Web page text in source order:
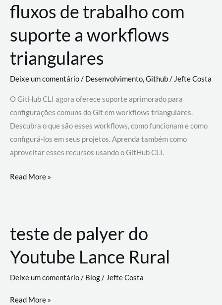
fluxos de trabalho com
suporte a workflows
triangulares
Deixe um comentário/ Desenvolvimento,Github/ Jefte Costa
O GitHub CLI agora oferece suporte aprimorado para
configurações comuns do Git em workflows triangulares.
Descubra o que são esses workflows, como funcionam e como
configurá-los em seus projetos. Aprenda também como
aproveitar esses recursos usando o GitHub CLI.
GitHub
revoluciona
de
trabalho
com
a
workflows
Read More »
teste de palyer do
Youtube Lance Rural
Deixe um comentário/ Blog/ Jefte Costa
teste
Read More »